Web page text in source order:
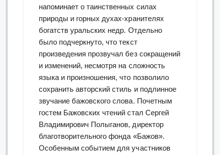
напоминает о таинственных силах
природы и горных духах-хранителях
богатств уральских недр. Отдельно
было подчеркнуто, что текст
произведения прозвучал без сокращений
и изменений, несмотря на сложность
языка и произношения, что позволило
сохранить авторский стиль и подлинное
звучание бажовского слова. Почетным
гостем Бажовских чтений стал Сергей
Владимирович Полыганов, директор
благотворительного фонда «Бажов».
Особенным событием для участников